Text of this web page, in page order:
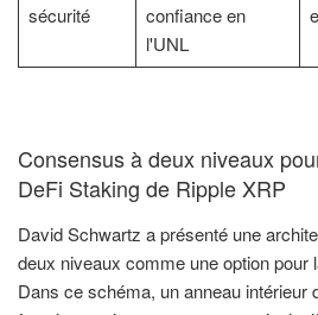
sécurité
confiance en
l'UNL
Consensus à deux niveaux
DeFi Staking de Ripple XRP
David Schwartz a présenté une
deux niveaux comme une option pour
Dans ce schéma, un anneau intérieur